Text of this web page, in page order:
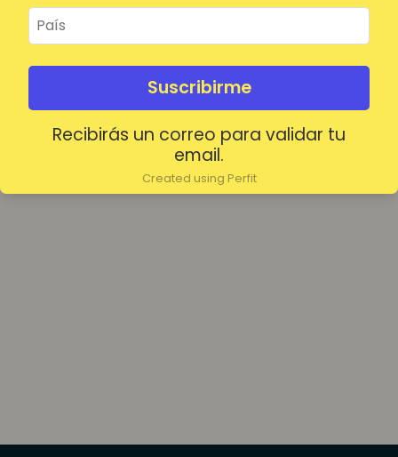
Suscribirme
Recibirás un correo para validar tu
email.
Created using Perfit
Mantenerme conectado
Acceder